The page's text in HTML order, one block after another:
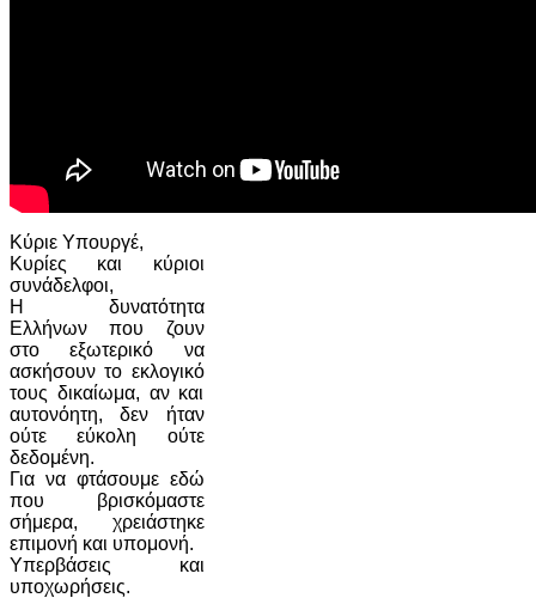
Κύριε Υπουργέ,
Κυρίες και κύριοι
συνάδελφοι,
Η δυνατότητα
Ελλήνων που ζουν
στο εξωτερικό να
ασκήσουν το εκλογικό
τους δικαίωμα, αν και
αυτονόητη, δεν ήταν
ούτε εύκολη ούτε
δεδομένη.
Για να φτάσουμε εδώ
που βρισκόμαστε
σήμερα, χρειάστηκε
επιμονή και υπομονή.
Υπερβάσεις και
υποχωρήσεις.